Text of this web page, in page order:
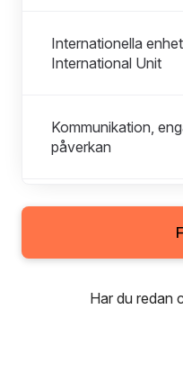
Internationella
International Unit
Kommunikation,
påverkan
Nationella enheten.
Har du redan